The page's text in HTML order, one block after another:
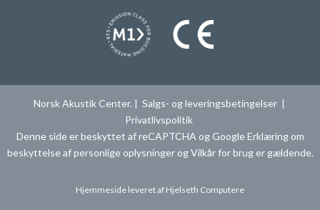
Norsk Akustik Center. | Salgs- og leveringsbetingelser|
Privatlivspolitik
Denne side er beskyttet af reCAPTCHA og GoogleErklæring om
beskyttelse af personlige oplysningerogVilkår for bruger gældende.
Hjemmeside leveret af Hjelseth Computere